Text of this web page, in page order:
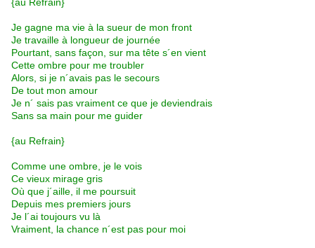
{au Refrain}
Je gagne ma vie à la sueur de mon front
Je travaille à longueur de journée
Pourtant, sans façon, sur ma tête s´en vient
Cette ombre pour me troubler
Alors, si je n´avais pas le secours
De tout mon amour
Je n´ sais pas vraiment ce que je deviendrais
Sans sa main pour me guider
{au Refrain}
Comme une ombre, je le vois
Ce vieux mirage gris
Où que j´aille, il me poursuit
Depuis mes premiers jours
Je l´ai toujours vu là
Vraiment, la chance n´est pas pour moi